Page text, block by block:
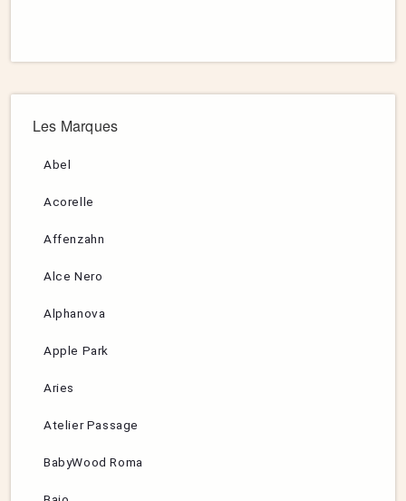
Les Marques
Abel
Acorelle
Affenzahn
Alce Nero
Alphanova
Apple Park
Aries
Atelier Passage
BabyWood Roma